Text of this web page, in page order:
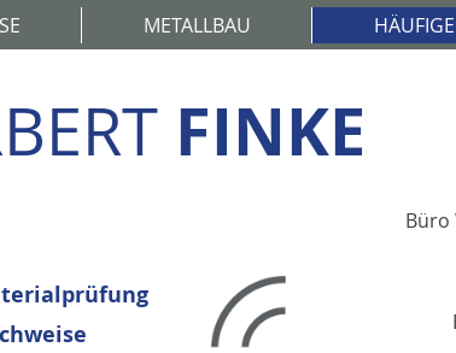
METALLBAU
als Sachverständiger.
FINKE
Büro